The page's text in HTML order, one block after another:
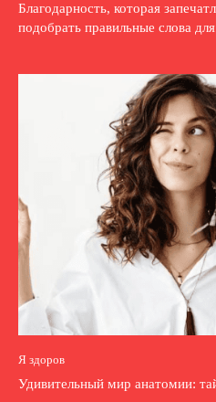
Благодарность, которая
подобрать правильные слова
Я здоров
Удивительный мир анатомии: